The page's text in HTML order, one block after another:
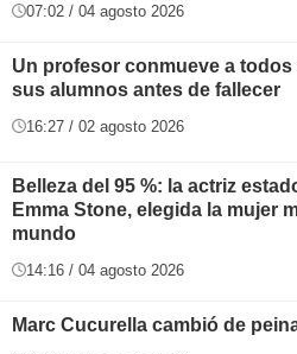
07:02 / 04 agosto 2026
Un profesor conmueve a todos
sus alumnos antes de fallecer
16:27 / 02 agosto 2026
Belleza del 95 %: la actriz
Emma Stone, elegida la mujer
mundo
14:16 / 04 agosto 2026
Marc Cucurella cambió de